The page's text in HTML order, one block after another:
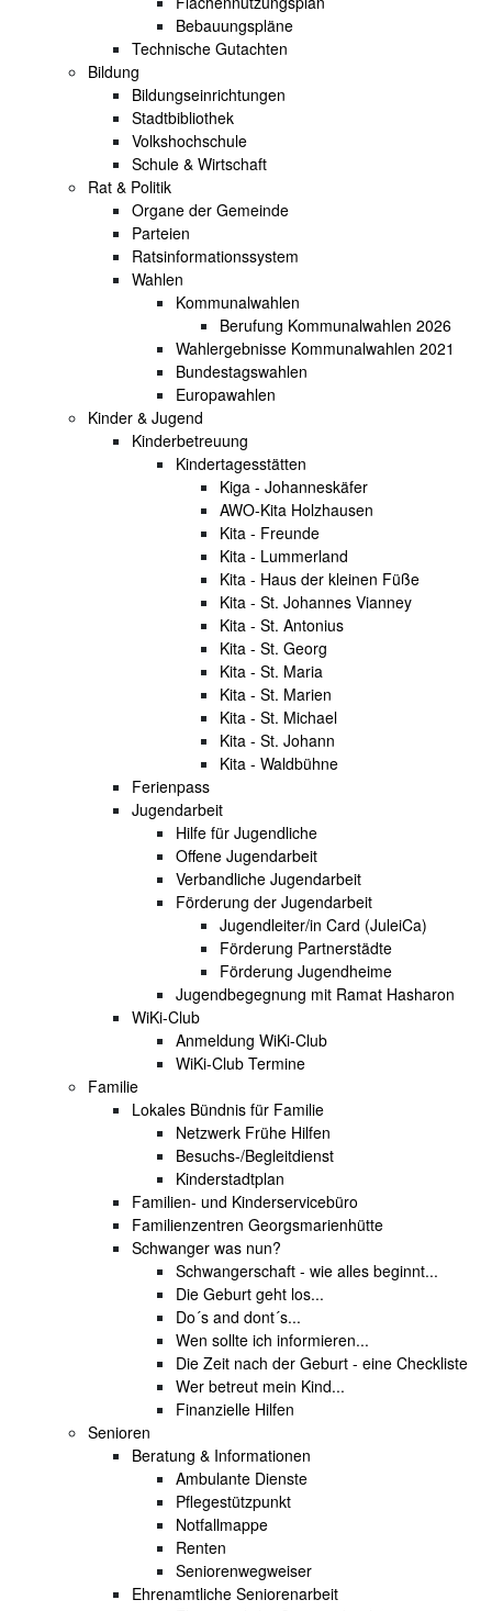
Bebauungspläne
Technische Gutachten
Bildung
Bildungseinrichtungen
Stadtbibliothek
Volkshochschule
Schule & Wirtschaft
Rat & Politik
Organe der Gemeinde
Parteien
Ratsinformationssystem
Wahlen
Kommunalwahlen
Berufung Kommunalwahlen 2026
Wahlergebnisse Kommunalwahlen 2021
Bundestagswahlen
Europawahlen
Kinder & Jugend
Kinderbetreuung
Kindertagesstätten
Kiga - Johanneskäfer
AWO-Kita Holzhausen
Kita - Freunde
Kita - Lummerland
Kita - Haus der kleinen Füße
Kita - St. Johannes Vianney
Kita - St. Antonius
Kita - St. Georg
Kita - St. Maria
Kita - St. Marien
Kita - St. Michael
Kita - St. Johann
Kita - Waldbühne
Ferienpass
Jugendarbeit
Hilfe für Jugendliche
Offene Jugendarbeit
Verbandliche Jugendarbeit
Förderung der Jugendarbeit
Jugendleiter/in Card (JuleiCa)
Förderung Partnerstädte
Förderung Jugendheime
Jugendbegegnung mit Ramat Hasharon
WiKi-Club
Anmeldung WiKi-Club
WiKi-Club Termine
Familie
Lokales Bündnis für Familie
Netzwerk Frühe Hilfen
Besuchs-/Begleitdienst
Kinderstadtplan
Familien- und Kinderservicebüro
Familienzentren Georgsmarienhütte
Schwanger was nun?
Schwangerschaft - wie alles beginnt...
Die Geburt geht los...
Do´s and dont´s...
Wen sollte ich informieren...
Die Zeit nach der Geburt - eine Checkliste
Wer betreut mein Kind...
Finanzielle Hilfen
Senioren
Beratung & Informationen
Ambulante Dienste
Pflegestützpunkt
Notfallmappe
Renten
Seniorenwegweiser
Ehrenamtliche Seniorenarbeit